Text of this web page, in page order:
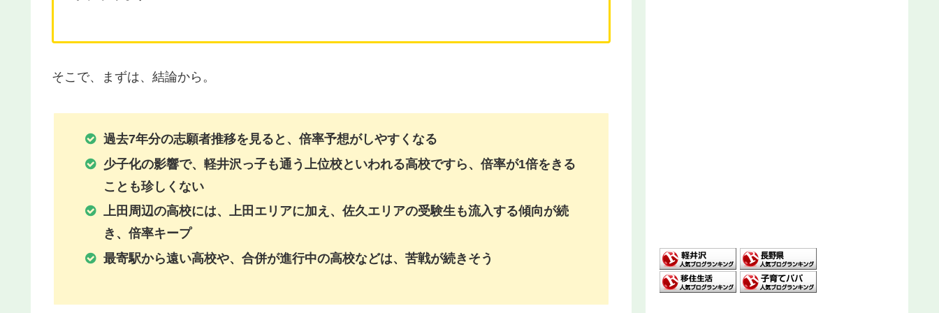
そこで、まずは、結論から。
過去7年分の志願者推移を見ると、倍率予想がしやすくなる
少子化の影響で、軽井沢っ子も通う上位校といわれる高校ですら、倍率が1倍をきる
ことも珍しくない
上田周辺の高校には、上田エリアに加え、佐久エリアの受験生も流入する傾向が続
き、倍率キープ
最寄駅から遠い高校や、合併が進行中の高校などは、苦戦が続きそう